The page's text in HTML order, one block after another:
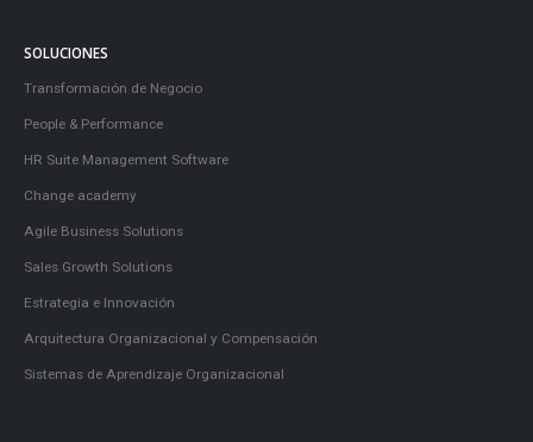
SOLUCIONES
Transformación de Negocio
People & Performance
HR Suite Management Software
Change academy
Agile Business Solutions
Sales Growth Solutions
Estrategia e Innovación
Arquitectura Organizacional y Compensación
Sistemas de Aprendizaje Organizacional